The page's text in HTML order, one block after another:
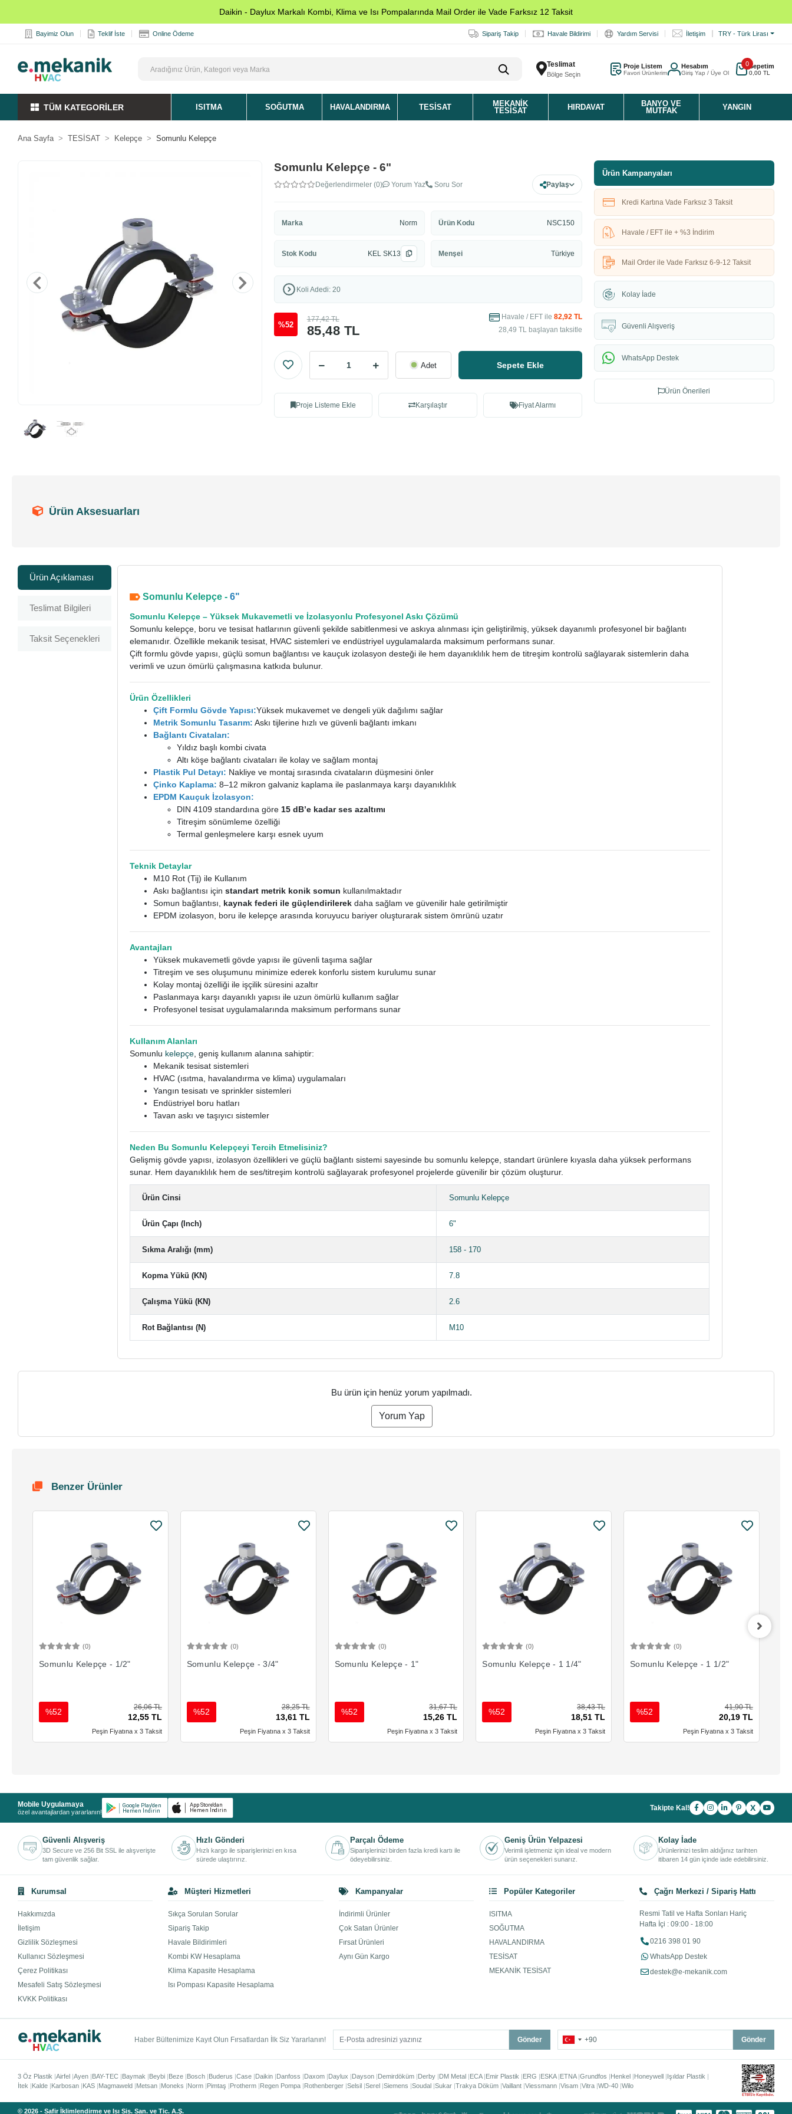
Daikin - Daylux Markalı Kombi, Klima ve Isı Pompalarında Mail Order ile Vade Farksız 12 Taksit
Bayimiz Olun Teklif İste Online Ödeme Sipariş Takip Havale Bildirimi Yardım Servisi İletişim TRY - Türk Lirası
Teslimat
Bölge Seçin
Proje Listem
Favori Ürünlerim
Hesabım
Giriş Yap / Üye Ol
0Sepetim
0,00 TL
TÜM KATEGORİLER ISITMA SOĞUTMA HAVALANDIRMA TESISAT
MEKANIK
TESISAT
HIRDAVAT
BANYO VE
MUTFAK
YANGIN
Ana Sayfa TESİSAT Kelepçe Somunlu Kelepçe
Somunlu Kelepçe - 6"
Değerlendirmeler (0) Yorum Yaz Soru Sor Paylaş
Marka Norm Ürün Kodu NSC150
Stok Kodu KEL SK13 Menşei Türkiye
Koli Adedi: 20
%52 85,48 TL
177,42 TL Havale / EFT ile 82,92 TL
28,49 TL başlayan taksitle
Adet Sepete Ekle
Proje Listeme Ekle Karşılaştır Fiyat Alarmı
Ürün Kampanyaları
Kredi Kartına Vade Farksız 3 Taksit
Havale / EFT ile + %3 İndirim
Mail Order ile Vade Farksız 6-9-12 Taksit
Kolay İade
Güvenli Alışveriş
WhatsApp Destek
Ürün Önerileri
Ürün Aksesuarları
Ürün Açıklaması
Teslimat Bilgileri
Taksit Seçenekleri
Somunlu Kelepçe -6"
Somunlu Kelepçe – Yüksek Mukavemetli ve İzolasyonlu Profesyonel Askı Çözümü
Somunlu kelepçe, boru ve tesisat hatlarının güvenli şekilde sabitlenmesi ve askıya alınması için geliştirilmiş, yüksek dayanımlı profesyonel bir bağlantı
elemanıdır. Özellikle mekanik tesisat, HVAC sistemleri ve endüstriyel uygulamalarda maksimum performans sunar.
Çift formlu gövde yapısı, güçlü somun bağlantısı ve kauçuk izolasyon desteği ile hem dayanıklılık hem de titreşim kontrolü sağlayarak sistemlerin daha
verimli ve uzun ömürlü çalışmasına katkıda bulunur.
Ürün Özellikleri
Çift Formlu Gövde Yapısı:Yüksek mukavemet ve dengeli yük dağılımı sağlar
Metrik Somunlu Tasarım: Askı tijlerine hızlı ve güvenli bağlantı imkanı
Bağlantı Civataları:
Yıldız başlı kombi civata
Altı köşe bağlantı civataları ile kolay ve sağlam montaj
Plastik Pul Detayı: Nakliye ve montaj sırasında civataların düşmesini önler
Çinko Kaplama: 8–12 mikron galvaniz kaplama ile paslanmaya karşı dayanıklılık
EPDM Kauçuk İzolasyon:
DIN 4109 standardına göre 15 dB’e kadar ses azaltımı
Titreşim sönümleme özelliği
Termal genleşmelere karşı esnek uyum
Teknik Detaylar
M10 Rot (Tij) ile Kullanım
Askı bağlantısı içinstandart metrik konik somun kullanılmaktadır
Somun bağlantısı, kaynak federi ile güçlendirilerek daha sağlam ve güvenilir hale getirilmiştir
EPDM izolasyon, boru ile kelepçe arasında koruyucu bariyer oluşturarak sistem ömrünü uzatır
Avantajları
Yüksek mukavemetli gövde yapısı ile güvenli taşıma sağlar
Titreşim ve ses oluşumunu minimize ederek konforlu sistem kurulumu sunar
Kolay montaj özelliği ile işçilik süresini azaltır
Paslanmaya karşı dayanıklı yapısı ile uzun ömürlü kullanım sağlar
Profesyonel tesisat uygulamalarında maksimum performans sunar
Kullanım Alanları
Somunlu kelepçe , geniş kullanım alanına sahiptir:
Mekanik tesisat sistemleri
HVAC (ısıtma, havalandırma ve klima) uygulamaları
Yangın tesisatı ve sprinkler sistemleri
Endüstriyel boru hatları
Tavan askı ve taşıyıcı sistemler
Neden Bu Somunlu Kelepçeyi Tercih Etmelisiniz?
Gelişmiş gövde yapısı, izolasyon özellikleri ve güçlü bağlantı sistemi sayesinde bu somunlu kelepçe, standart ürünlere kıyasla daha yüksek performans
sunar. Hem dayanıklılık hem de ses/titreşim kontrolü sağlayarak profesyonel projelerde güvenilir bir çözüm oluşturur.
Ürün Cinsi Somunlu Kelepçe
Ürün Çapı (Inch) 6"
Sıkma Aralığı (mm) 158 - 170
Kopma Yükü (KN) 7.8
Çalışma Yükü (KN) 2.6
Rot Bağlantısı (N) M10
Bu ürün için henüz yorum yapılmadı.
Yorum Yap
Benzer Ürünler
(0)
Somunlu Kelepçe - 1/2"
26,06 TL
12,55 TL
%52
Peşin Fiyatına x 3 Taksit
(0)
Somunlu Kelepçe - 3/4"
28,25 TL
13,61 TL
%52
Peşin Fiyatına x 3 Taksit
(0)
Somunlu Kelepçe - 1"
31,67 TL
15,26 TL
%52
Peşin Fiyatına x 3 Taksit
(0)
Somunlu Kelepçe - 1 1/4"
38,43 TL
18,51 TL
%52
Peşin Fiyatına x 3 Taksit
(0)
Somunlu Kelepçe - 1 1/2"
41,90 TL
20,19 TL
%52
Peşin Fiyatına x 3 Taksit
Mobile Uygulamaya
özel avantajlardan yararlanın! Takipte Kal! X
Güvenli Alışveriş
3D Secure ve 256 Bit SSL ile alışverişte
tam güvenlik sağlar.
Hızlı Gönderi
Hızlı kargo ile siparişlerinizi en kısa
sürede ulaştırırız.
Parçalı Ödeme
Siparişlerinizi birden fazla kredi kartı ile
ödeyebilirsiniz.
Geniş Ürün Yelpazesi
Verimli işletmeniz için ideal ve modern
ürün seçenekleri sunarız.
Kolay İade
Ürünlerinizi teslim aldığınız tarihten
itibaren 14 gün içinde iade edebilirsiniz.
Kurumsal
Hakkımızda
İletişim
Gizlilik Sözleşmesi
Kullanıcı Sözleşmesi
Çerez Politikası
Mesafeli Satış Sözleşmesi
KVKK Politikası
Müşteri Hizmetleri
Sıkça Sorulan Sorular
Sipariş Takip
Havale Bildirimleri
Kombi KW Hesaplama
Klima Kapasite Hesaplama
Isı Pompası Kapasite Hesaplama
Kampanyalar
İndirimli Ürünler
Çok Satan Ürünler
Fırsat Ürünleri
Aynı Gün Kargo
Popüler Kategoriler
ISITMA
SOĞUTMA
HAVALANDIRMA
TESİSAT
MEKANİK TESİSAT
Çağrı Merkezi / Sipariş Hattı
Resmi Tatil ve Hafta Sonları Hariç
Hafta İçi : 09:00 - 18:00
0216 398 01 90
WhatsApp Destek
destek@e-mekanik.com
Haber Bültenimize Kayıt Olun Fırsatlardan İlk Siz Yararlanın! Gönder Gönder
3 Öz Plastik Airfel Ayen BAY-TEC Baymak Beybi Beze Bosch Buderus Case Daikin Danfoss Daxom Daylux Dayson Demirdöküm Derby DM Metal ECA Emir Plastik ERG ESKA ETNA Grundfos Henkel Honeywell Işıldar Plastik
İtek
Kalde Karbosan KAS Magmaweld Metsan Moneks Norm Pimtaş Protherm Regen Pompa Rothenberger Selsil Serel Siemens Soudal Sukar Trakya Döküm Vaillant Viessmann Visam Vitra WD-40 Wilo
© 2026 - Safir İklimlendirme ve Isı Sis. San. ve Tic. A.Ş.